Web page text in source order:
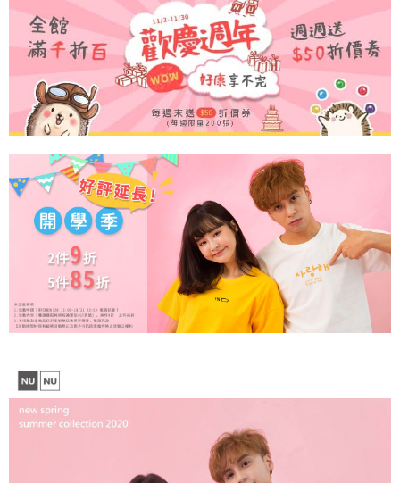
2.基於同意付款使用「大哥付你分期」之契約關係目的，商店將以您的個人
資料（包含姓名、電話或地址）提供予台灣大哥大進項蒐集、處理及利用，
由本公司與您本人進行分期帳單所需資料之確認、核對及更正。
3.完整用戶服務條款，請詳閱以下連結：https://oppay.tw/userRule
※ 交易是否成功請以「AFTEE先享後付 」之結帳頁面顯示為準，若有關於
是否繳費成功／繳費後需取消欲退款等相關疑問，請聯繫「AFTEE先享後付
客戶支援中心」https://netprotections.freshdesk.com/support/home
【注意事項】
１．透過由恩沛科技股份有限公司提供之「AFTEE先享後付」服務完成之交
易，需依本服務之必要範圍內提供個人資料，並將交易相關給付款項請求債
權轉讓予恩沛科技股份有限公司。
https://aftee.tw/terms/#terms3
３．未成年的使用者請事先徵得法定代理人或監護人之同意方可使用
「AFTEE先享後付」，若未經同意申辦者引起之損失，本公司不負相關責
任。
４．使用「AFTEE先享後付」時，將依據個別帳號之用戶狀況，依本公司即
時審查核予不同之上限額度；若仍有額度不足之情形，本公司將視審查結果
請求用戶進行身份認證。
５．嚴禁一人註冊多個帳號或使用他人資訊註冊。若發現惡意使用之情形，
恩沛科技股份有限公司將有權停止該用戶之使用額度並採取法律行動。
付款後7-11取貨
每筆NT$60，滿NT$899(含以上)免運費
宅配
每筆NT$65，滿NT$899(含以上)免運費